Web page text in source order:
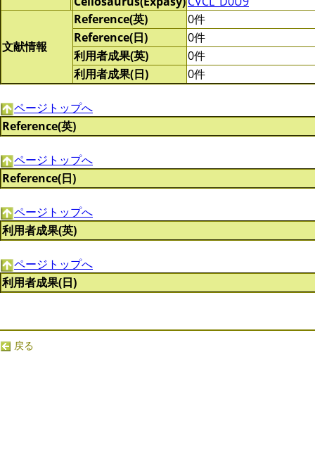
文献情報
Reference(英)
0件
Reference(日)
0件
利用者成果(英)
0件
利用者成果(日)
0件
ページトップへ
Reference(英)
ページトップへ
Reference(日)
ページトップへ
利用者成果(英)
ページトップへ
利用者成果(日)
戻る